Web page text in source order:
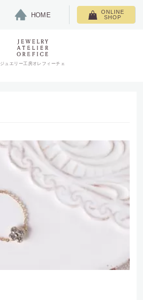
HOME
ONLINE
SHOP
ジュエリー工房オレフィーチェ